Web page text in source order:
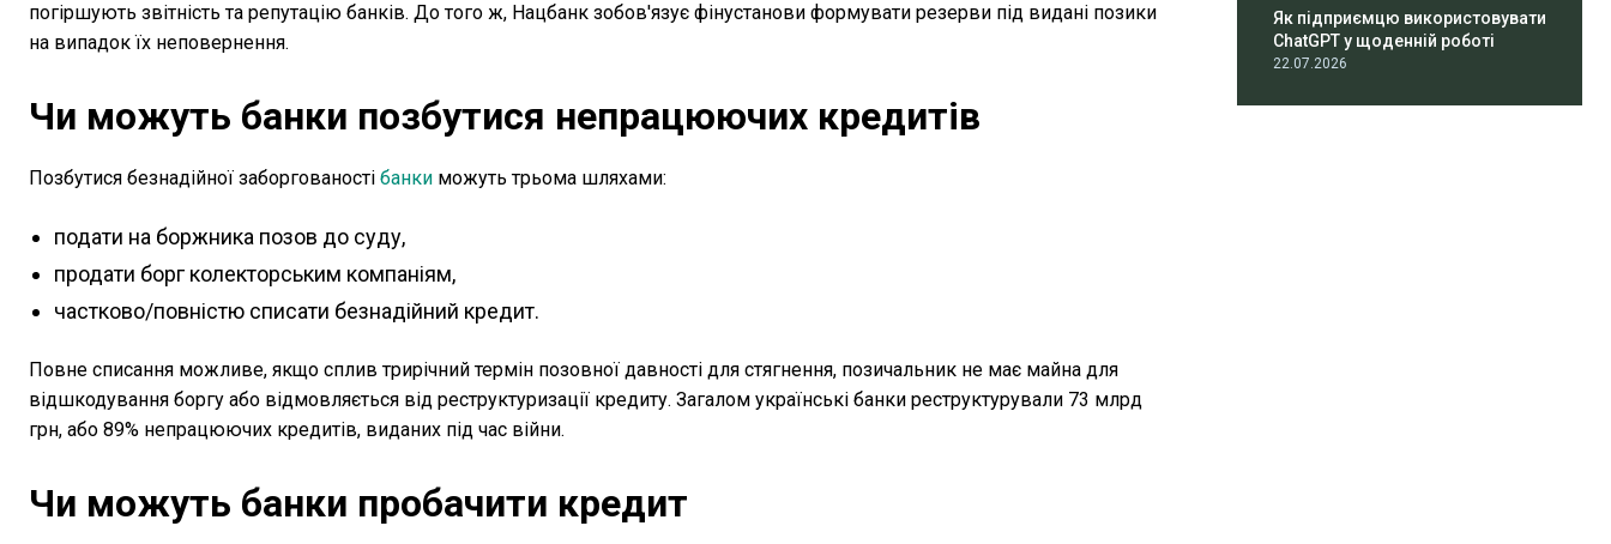
погіршують звітність та репутацію банків. До того ж, Нацбанк зобов'язує фінустанови формувати резерви під видані позики
на випадок їх неповернення.
Чи можуть банки позбутися непрацюючих кредитів
Позбутися безнадійної заборгованості банки можуть трьома шляхами:
подати на боржника позов до суду,
продати борг колекторським компаніям,
частково/повністю списати безнадійний кредит.
Повне списання можливе, якщо сплив трирічний термін позовної давності для стягнення, позичальник не має майна для
відшкодування боргу або відмовляється від реструктуризації кредиту. Загалом українські банки реструктурували 73 млрд
грн, або 89% непрацюючих кредитів, виданих під час війни.
Чи можуть банки пробачити кредит
Як підприємцю використовувати
ChatGPT у щоденній роботі
22.07.2026